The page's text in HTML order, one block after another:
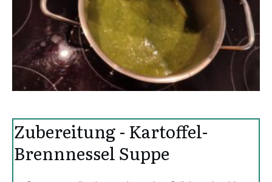
Zubereitung - Kartoffel-
Brennnessel Suppe